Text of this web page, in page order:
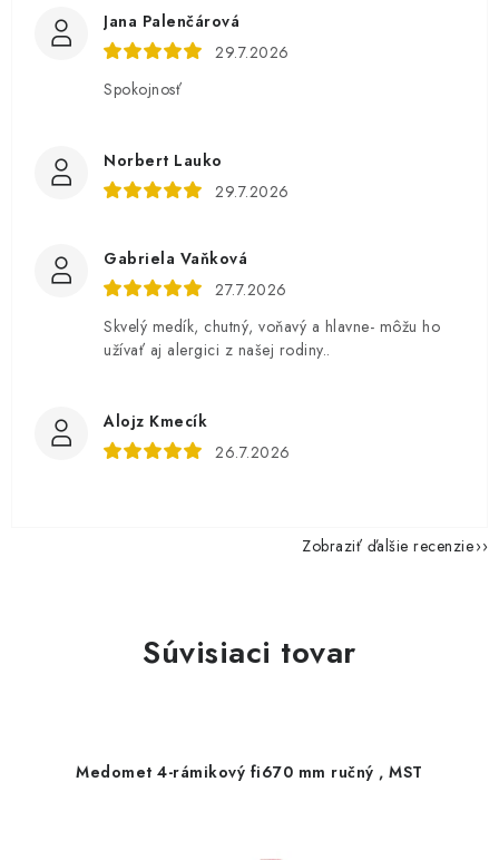
Jana Palenčárová
29.7.2026
Spokojnosť
Norbert Lauko
29.7.2026
Gabriela Vaňková
27.7.2026
Skvelý medík, chutný, voňavý a hlavne- môžu ho
užívať aj alergici z našej rodiny..
Alojz Kmecík
26.7.2026
Zobraziť ďalšie recenzie
Súvisiaci tovar
Medomet 4-rámikový fi670 mm ručný , MST